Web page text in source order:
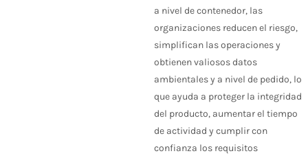
a nivel de contenedor, las
organizaciones reducen el riesgo,
simplifican las operaciones y
obtienen valiosos datos
ambientales y a nivel de pedido, lo
que ayuda a proteger la integridad
del producto, aumentar el tiempo
de actividad y cumplir con
confianza los requisitos